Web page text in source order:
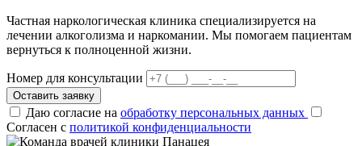
Частная наркологическая клиника специализируется на
лечении алкоголизма и наркомании. Мы помогаем пациентам
вернуться к полноценной жизни.
Номер для консультации
Оставить заявку
Даю согласие на обработку персональных данных
Согласен с политикой конфиденциальности